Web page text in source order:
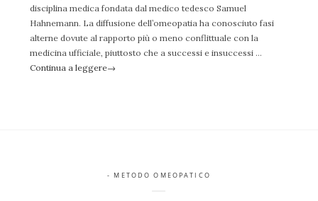
disciplina medica fondata dal medico tedesco Samuel
Hahnemann. La diffusione dell’omeopatia ha conosciuto fasi
alterne dovute al rapporto più o meno conflittuale con la
medicina ufficiale, piuttosto che a successi e insuccessi …
Continua a leggere→
- METODO OMEOPATICO